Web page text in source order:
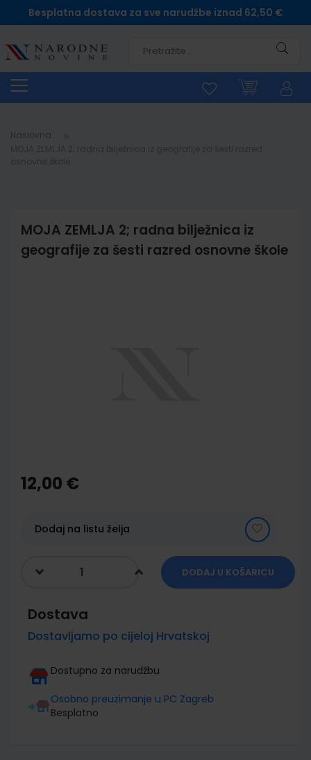
Besplatna dostava za sve narudžbe iznad 62,50 €
Naslovna
MOJA ZEMLJA 2; radna bilježnica iz
geografije za šesti razred osnovne škole
the
beginning
gallery
12,00 €
Dodaj na listu želja
DODAJ U KOŠARICU
Dostava
Dostavljamo po cijeloj Hrvatskoj
Dostupno za narudžbu
Osobno preuzimanje u PC Zagreb
Besplatno